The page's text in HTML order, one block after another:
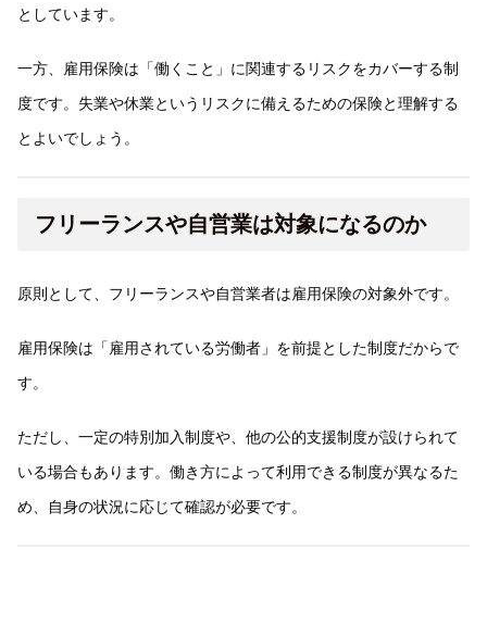
としています。
一方、雇用保険は「働くこと」に関連するリスクをカバーする制
度です。失業や休業というリスクに備えるための保険と理解する
とよいでしょう。
フリーランスや自営業は対象になるのか
原則として、フリーランスや自営業者は雇用保険の対象外です。
雇用保険は「雇用されている労働者」を前提とした制度だからで
す。
ただし、一定の特別加入制度や、他の公的支援制度が設けられて
いる場合もあります。働き方によって利用できる制度が異なるた
め、自身の状況に応じて確認が必要です。